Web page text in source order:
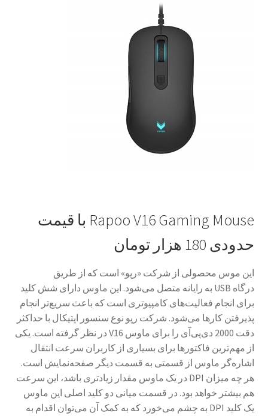
Rapoo V16 Gaming Mouse با قیمت
حدودی 180 هزار تومان
این موس محصولی از شرکت «رپو» است که از طریق
درگاه USB به رایانه متصل می‌شود. این ماوس دارای شش کلید
برای انجام فعالیت‌های کامپیوتری است که باعث سریع‌تر انجام
پذیرفتن کارها می‌شود. شرکت رپو نوع سنسور اپتیکال با حداکثر
دقت 2000 دی‌پی‌آی را برای ماوس
V16در نظر گرفته است. یکی
از مهم‌ترین فاکتورها برای بسیاری از کاربران سرعت انتقال
اشاره‌گر ماوس از قسمتی به قسمت دیگر صفحه‌نمایش است.
هر چه میزان DPI در یک ماوس مقدار زیادتری باشد، این سرعت
هم بیشتر خواهد بود. در قسمت میانی‌ دو کلید اصلی این ماوس
یک کلید DPI به چشم می‌خورد که به کمک آن می‌توان اقدام به